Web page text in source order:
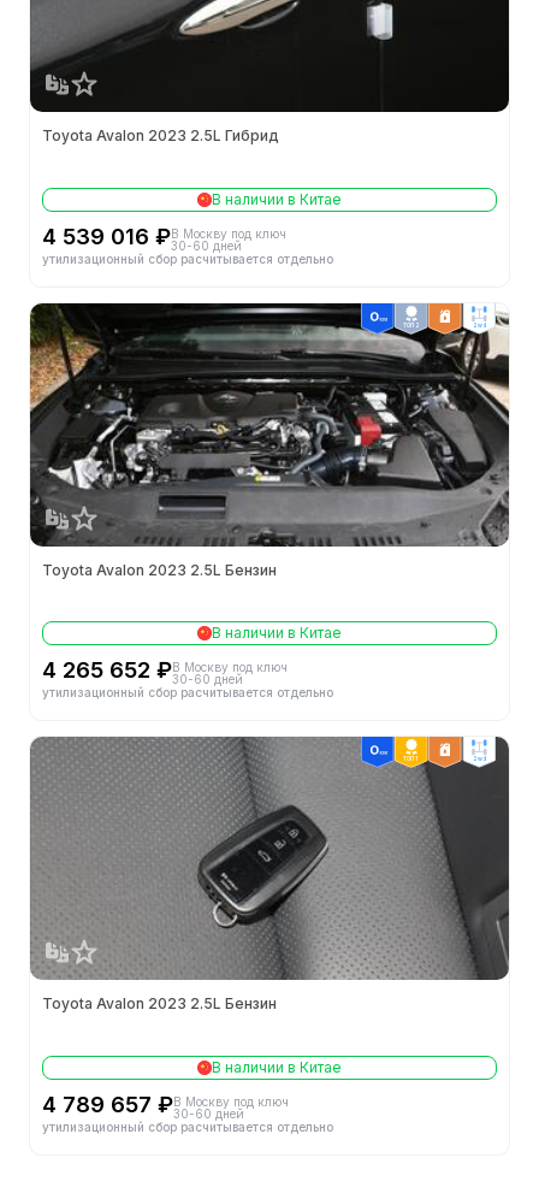
Toyota Avalon 2023 2.5L Гибрид
В наличии в Китае
4 539 016 ₽В Москву под ключ
30-60 дней
утилизационный сбор расчитывается отдельно
ТОП 2 2wd
Toyota Avalon 2023 2.5L Бензин
В наличии в Китае
4 265 652 ₽В Москву под ключ
30-60 дней
утилизационный сбор расчитывается отдельно
2wd
Toyota Avalon 2023 2.5L Бензин
В наличии в Китае
4 789 657 ₽В Москву под ключ
30-60 дней
утилизационный сбор расчитывается отдельно